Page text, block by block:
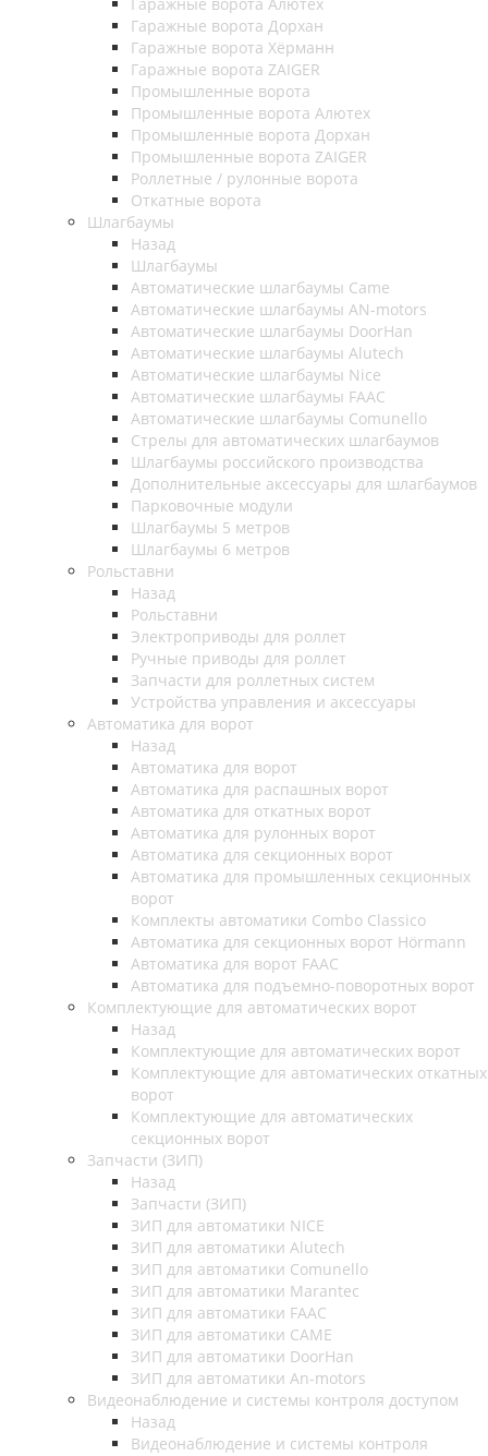
Гаражные ворота Дорхан
Гаражные ворота Хёрманн
Гаражные ворота ZAIGER
Промышленные ворота
Промышленные ворота Алютех
Промышленные ворота Дорхан
Промышленные ворота ZAIGER
Роллетные / рулонные ворота
Откатные ворота
Шлагбаумы
Назад
Шлагбаумы
Автоматические шлагбаумы Came
Автоматические шлагбаумы AN-motors
Автоматические шлагбаумы DoorHan
Автоматические шлагбаумы Alutech
Автоматические шлагбаумы Nice
Автоматические шлагбаумы FAAC
Автоматические шлагбаумы Comunello
Стрелы для автоматических шлагбаумов
Шлагбаумы российского производства
Дополнительные аксессуары для шлагбаумов
Парковочные модули
Шлагбаумы 5 метров
Шлагбаумы 6 метров
Рольставни
Назад
Рольставни
Электроприводы для роллет
Ручные приводы для роллет
Запчасти для роллетных систем
Устройства управления и аксессуары
Автоматика для ворот
Назад
Автоматика для ворот
Автоматика для распашных ворот
Автоматика для откатных ворот
Автоматика для рулонных ворот
Автоматика для секционных ворот
Автоматика для промышленных секционных
ворот
Комплекты автоматики Combo Classico
Автоматика для секционных ворот Hörmann
Автоматика для ворот FAAC
Автоматика для подъемно-поворотных ворот
Комплектующие для автоматических ворот
Назад
Комплектующие для автоматических ворот
Комплектующие для автоматических откатных
ворот
Комплектующие для автоматических
секционных ворот
Запчасти (ЗИП)
Назад
Запчасти (ЗИП)
ЗИП для автоматики NICE
ЗИП для автоматики Alutech
ЗИП для автоматики Comunello
ЗИП для автоматики Marantec
ЗИП для автоматики FAAC
ЗИП для автоматики CAME
ЗИП для автоматики DoorHan
ЗИП для автоматики An-motors
Видеонаблюдение и системы контроля доступом
Назад
Видеонаблюдение и системы контроля